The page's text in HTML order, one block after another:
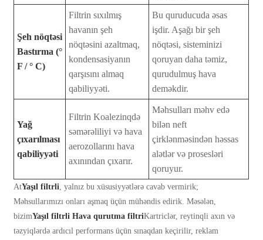
Şeh nöqtəsi
Bastırma (°
F / ° C)
Filtrin sıxılmış
havanın şeh
nöqtəsini azaltmaq,
kondensasiyanın
qarşısını almaq
qabiliyyəti.
Bu quruducuda əsas
işdir. Aşağı bir şeh
nöqtəsi, sisteminizi
qoruyan daha təmiz,
qurudulmuş hava
deməkdir.
Yağ
çıxarılması
qabiliyyəti
Filtrin Koalezinqdə
səmərəliliyi və hava
aerozollarını hava
axınından çıxarır.
Məhsulları məhv edə
bilən neft
çirklənməsindən həssas
alətlər və prosesləri
qoruyur.
AtYaşıl filtrli, yalnız bu xüsusiyyətlərə cavab vermirik;
Məhsullarımızı onları aşmaq üçün mühəndis edirik. Məsələn,
bizimYaşıl filtrli Hava qurutma filtriKartriclər, reytinqli axın və
təzyiqlərdə ardıcıl performans üçün sınaqdan keçirilir, reklam